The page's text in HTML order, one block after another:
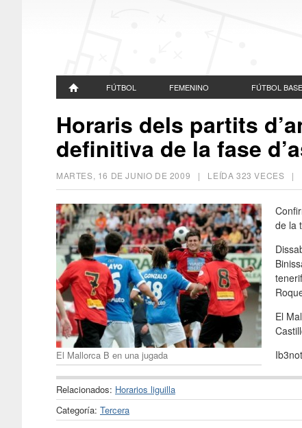
FÚTBOL FEMENINO FÚTBOL BASE
Horaris dels partits
definitiva de la fase
MARTES, 16 DE JUNIO DE 2009 | LEÍDA 323 VECES |
El Mallorca B en una jugada
de la
El
Relacionados: Horarios liguilla
Categoría: Tercera